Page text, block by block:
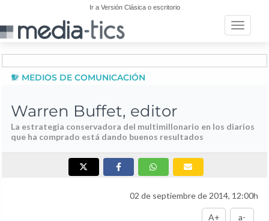
Ir a Versión Clásica o escritorio
Toggle
MEDIOS DE COMUNICACIÓN
Warren Buffet, editor
La estrategia conservadora del multimillonario en los diarios
que ha comprado está dando buenos resultados
02 de septiembre de 2014, 12:00h
A+ a-